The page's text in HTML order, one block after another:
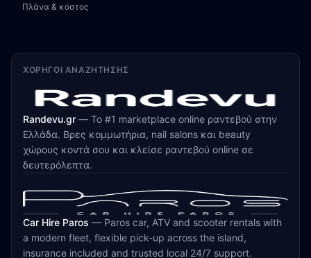
Πλάνα & κόστος
ΧΟΡΗΓΟΊ ΑΝΑΖΉΤΗΣΗΣ
Randevu.gr — Το #1 marketplace online ραντεβού στην
Ελλάδα. Βρες κομμωτήρια, nail salons και beauty
χώρους κοντά σου και κλείσε ραντεβού online σε
δευτερόλεπτα.
Car Hire Paros — Paros car, ATV and scooter rentals with
a modern fleet, flexible pick-up across the island,
insurance included and trusted local 24/7 support.